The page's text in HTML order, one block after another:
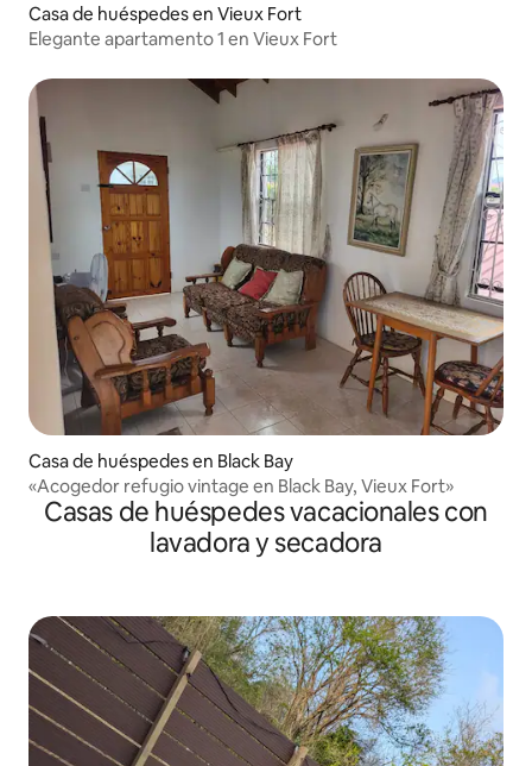
Casa de huéspedes en Vieux Fort
Elegante apartamento 1 en Vieux Fort
Casa de huéspedes en Black Bay
«Acogedor refugio vintage en Black Bay, Vieux Fort»
Casas de huéspedes vacacionales con
lavadora y secadora